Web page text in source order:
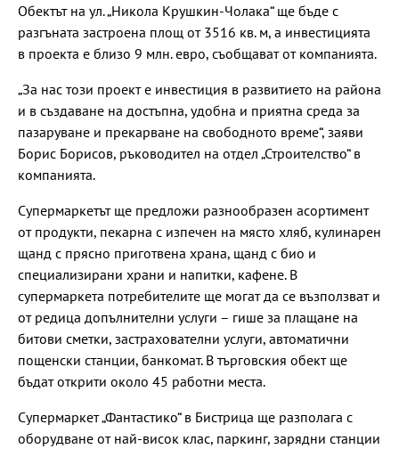
Обектът на ул. „Никола Крушкин-Чолака“ ще бъде с
разгъната застроена площ от 3516 кв. м, а инвестицията
в проекта е близо 9 млн. евро, съобщават от компанията.
„За нас този проект е инвестиция в развитието на района
и в създаване на достъпна, удобна и приятна среда за
пазаруване и прекарване на свободното време“, заяви
Борис Борисов, ръководител на отдел „Строителство“ в
компанията.
Супермаркетът ще предложи разнообразен асортимент
от продукти, пекарна с изпечен на място хляб, кулинарен
щанд с прясно приготвена храна, щанд с био и
специализирани храни и напитки, кафене. В
супермаркета потребителите ще могат да се възползват и
от редица допълнителни услуги – гише за плащане на
битови сметки, застрахователни услуги, автоматични
пощенски станции, банкомат. В търговския обект ще
бъдат открити около 45 работни места.
Супермаркет „Фантастико“ в Бистрица ще разполага с
оборудване от най-висок клас, паркинг, зарядни станции